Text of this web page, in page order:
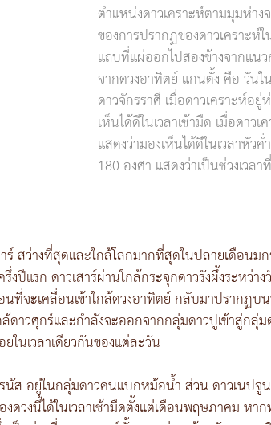
ตำแหน่งดาวเคราะห์ตามมุมห่า
ของการปรากฏของดาวเคราะ
แถบที่แผ่ออกไปสองข้างจากแ
จากดวงอาทิตย์ แกนตั้ง คือ วัน
ดาวจักรราศี เมื่อดาวเคราะห์อ
เห็นได้ดีในเวลาเช้ามืด เมื่อดา
แสดงว่ามองเห็นได้ดีในเวลาหัว
180 องศา แสดงว่าเป็นช่วงเว
ร์ สว่างที่สุดและใกล้โลกมากที่สุดในปลายเดือน
งปีแรก ดาวเสาร์ผ่านใกล้กระจุกดาวรังผึ้งระห
ที่จะเคลื่อนเข้าใกล้ดวงอาทิตย์ กลับมาปรากฏบ
ล้ดาวศุกร์และกำลังจะออกจากกลุ่มดาวปูเข้าสู่ก
ในเวลาเดียวกันของแต่ละวัน
นัส อยู่ในกลุ่มดาวคนแบกหม้อน้ำ ส่วน ดาวเนปจู
งดวงนี้ได้ในเวลาเช้ามืดตั้งแต่เดือนพฤษภาคม ห